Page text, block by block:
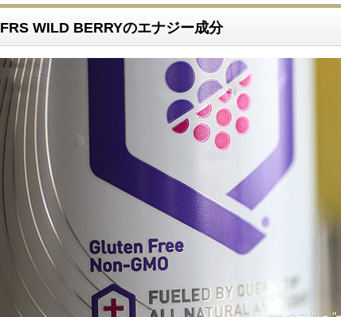
FRS WILD BERRYのエナジー成分